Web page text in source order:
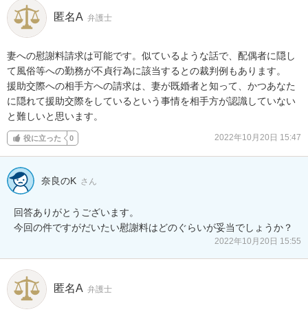
匿名A 弁護士
妻への慰謝料請求は可能です。似ているような話で、配偶者に隠し
て風俗等への勤務が不貞行為に該当するとの裁判例もあります。
援助交際への相手方への請求は、妻が既婚者と知って、かつあなた
に隠れて援助交際をしているという事情を相手方が認識していない
と難しいと思います。
役に立った 0 2022年10月20日 15:47
奈良のK さん
回答ありがとうございます。
今回の件ですがだいたい慰謝料はどのぐらいが妥当でしょうか？
2022年10月20日 15:55
匿名A 弁護士